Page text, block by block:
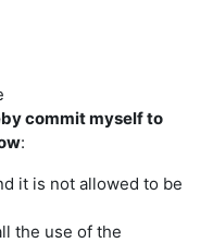
commit myself to
:
it is not allowed to be
the use of the